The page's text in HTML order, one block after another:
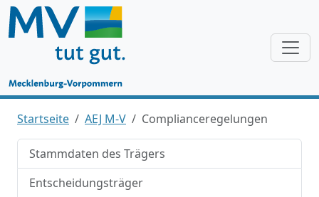
Startseite AEJ M-V Complianceregelungen
Stammdaten des Trägers
Entscheidungsträger